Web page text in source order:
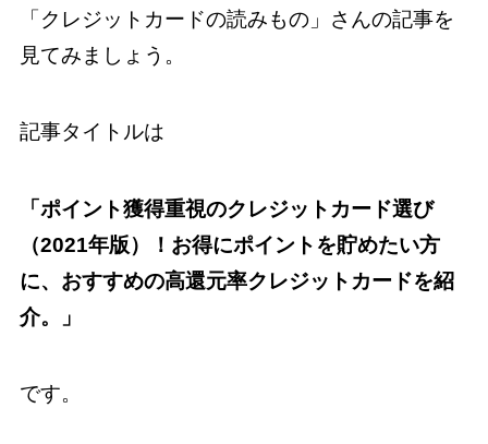
「クレジットカードの読みもの」さんの記事を
見てみましょう。
記事タイトルは
「ポイント獲得重視のクレジットカード選び
（2021年版）！お得にポイントを貯めたい方
に、おすすめの高還元率クレジットカードを紹
介。」
です。